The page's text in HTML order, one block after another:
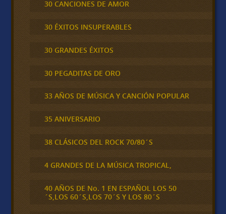
30 CANCIONES DE AMOR
30 ÉXITOS INSUPERABLES
30 GRANDES ÉXITOS
30 PEGADITAS DE ORO
33 AÑOS DE MÚSICA Y CANCIÓN POPULAR
35 ANIVERSARIO
38 CLÁSICOS DEL ROCK 70/80´S
4 GRANDES DE LA MÚSICA TROPICAL,
40 AÑOS DE No. 1 EN ESPAÑOL LOS 50
´S,LOS 60´S,LOS 70´S Y LOS 80´S